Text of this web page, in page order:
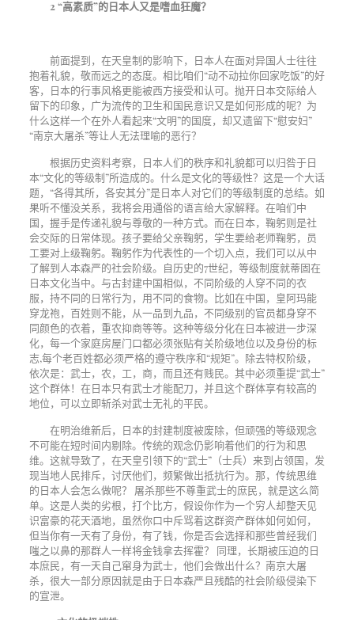
2 “高素质”的日本人又是嗜血狂魔？
前面提到，在天皇制的影响下，日本人在面对异国人士往往
抱着礼貌，敬而远之的态度。相比咱们“动不动拉你回家吃饭”的好
客，日本的行事风格更能被西方接受和认可。抛开日本交际给人
留下的印象，广为流传的卫生和国民意识又是如何形成的呢？为
什么这样一个在外人看起来“文明”的国度，却又遗留下“慰安妇”
“南京大屠杀”等让人无法理喻的恶行？
根据历史资料考察，日本人们的秩序和礼貌都可以归咎于日
本“文化的等级制”所造成的。什么是文化的等级性？这是一个大话
题，“各得其所，各安其分”是日本人对它们的等级制度的总结。如
果听不懂没关系，我将会用通俗的语言给大家解释。在咱们中
国，握手是传递礼貌与尊敬的一种方式。而在日本，鞠躬则是社
会交际的日常体现。孩子要给父亲鞠躬，学生要给老师鞠躬，员
工要对上级鞠躬。鞠躬作为代表性的一个切入点，我们可以从中
了解到人本森严的社会阶级。自历史的7世纪，等级制度就蒂固在
日本文化当中。与古封建中国相似，不同阶级的人穿不同的衣
服，持不同的日常行为，用不同的食物。比如在中国，皇阿玛能
穿龙袍，百姓则不能，从一品到九品，不同级别的官员都身穿不
同颜色的衣着，重农抑商等等。这种等级分化在日本被进一步深
化，每一个家庭房屋门口都必须张贴有关阶级地位以及身份的标
志,每个老百姓都必须严格的遵守秩序和“规矩”。除去特权阶级，
依次是：武士，农，工，商，而且还有贱民。其中必须重提“武士”
这个群体！在日本只有武士才能配刀，并且这个群体享有较高的
地位，可以立即斩杀对武士无礼的平民。
在明治维新后，日本的封建制度被废除，但顽强的等级观念
不可能在短时间内剔除。传统的观念仍影响着他们的行为和思
维。这就导致了，在天皇引领下的“武士”（士兵）来到占领国，发
现当地人民排斥，讨厌他们，频繁做出抵抗行为。那，传统思维
的日本人会怎么做呢？
屠杀那些不尊重武士的庶民，就是这么简
单。这是人类的劣根，打个比方，假设你作为一个穷人却整天见
识富豪的花天酒地，虽然你口中斥骂着这群资产群体如何如何，
但当你有一天有了身份，有了钱，你是否会选择和那些曾经我们
嗤之以鼻的那群人一样将金钱拿去挥霍？ 同理，长期被压迫的日
本庶民，有一天自己窜身为武士，他们会做出什么？南京大屠
杀，很大一部分原因就是由于日本森严且残酷的社会阶级侵染下
的宣泄。